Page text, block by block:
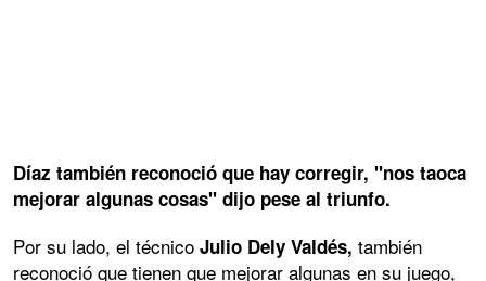
Díaz también reconoció que hay corregir, "nos taoca
mejorar algunas cosas" dijo pese al triunfo.
Por su lado, el técnico Julio Dely Valdés, también
reconoció que tienen que mejorar algunas en su juego,